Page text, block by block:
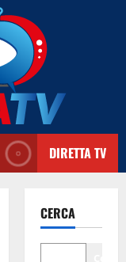
DIRETTA TV
CERCA